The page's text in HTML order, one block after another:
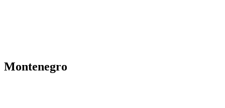
Montenegro